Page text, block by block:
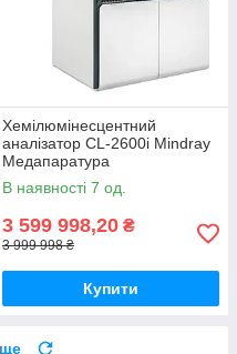
Хемілюмінесцентний
аналізатор CL-2600і Mindray
Медапаратура
В наявності 7 од.
3 599 998,20 ₴
3 999 998 ₴
Купити